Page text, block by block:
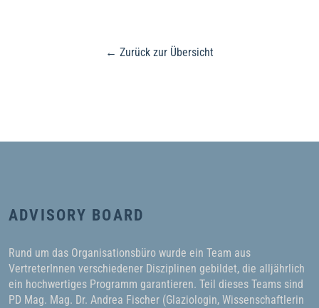
← Zurück zur Übersicht
ADVISORY BOARD
Rund um das Organisationsbüro wurde ein Team aus
VertreterInnen verschiedener Disziplinen gebildet, die alljährlich
ein hochwertiges Programm garantieren. Teil dieses Teams sind
PD Mag. Mag. Dr. Andrea Fischer (Glaziologin, Wissenschaftlerin